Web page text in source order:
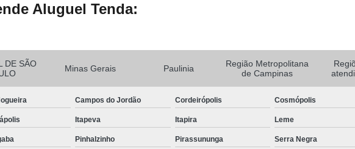
Aluguel Tenda:
DE SÃO
Minas Gerais Paulinia
Região Metropolitana
de Campinas
Campos do Jordão Cordeirópolis Cosmópolis
Itapeva Itapira Leme
Pinhalzinho Pirassununga Serra Negra